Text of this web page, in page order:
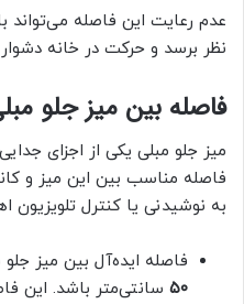
عدم رعایت این فاصله
نظر برسد و حرکت در خانه
فاصله بین میز جلو
میز جلو مبلی یکی از اجزای
فاصله مناسب بین این میز و
به نوشیدنی یا کنترل تلویزیون
فاصله ایده‌آل بین میز جلو
۵۰ سانتی‌متر باشد. این